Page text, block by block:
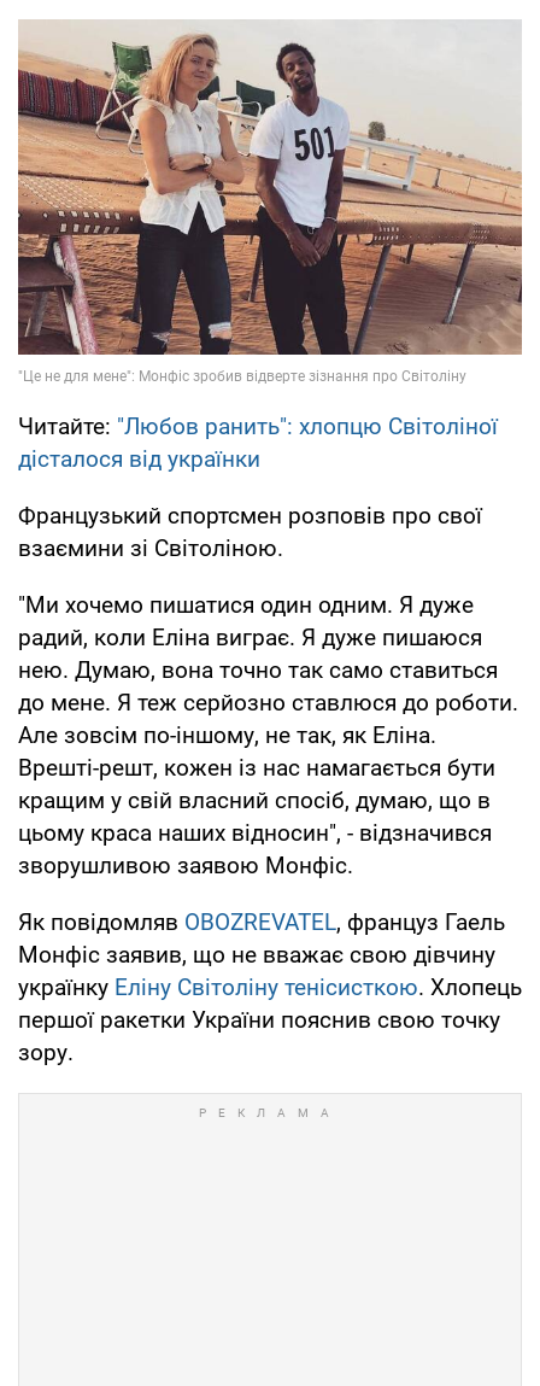
Читайте: "Любов ранить": хлопцю Світоліної
дісталося від українки
Французький спортсмен розповів про свої
взаємини зі Світоліною.
"Ми хочемо пишатися один одним. Я дуже
радий, коли Еліна виграє. Я дуже пишаюся
нею. Думаю, вона точно так само ставиться
до мене. Я теж серйозно ставлюся до роботи.
Але зовсім по-іншому, не так, як Еліна.
Врешті-решт, кожен із нас намагається бути
кращим у свій власний спосіб, думаю, що в
цьому краса наших відносин", - відзначився
зворушливою заявою Монфіс.
Як повідомляв OBOZREVATEL, француз Гаель
Монфіс заявив, що не вважає свою дівчину
українку Еліну Світоліну тенісисткою. Хлопець
першої ракетки України пояснив свою точку
зору.